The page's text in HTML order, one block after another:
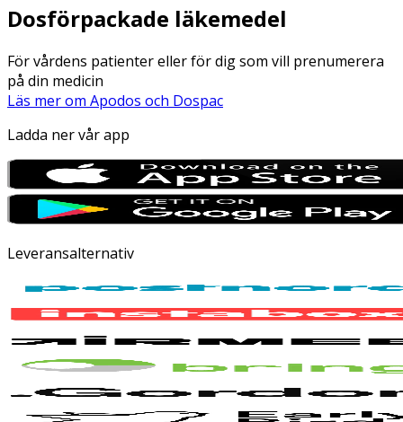
Dosförpackade läkemedel
För vårdens patienter eller för dig som vill prenumerera
på din medicin
Läs mer om Apodos och Dospac
Ladda ner vår app
Leveransalternativ